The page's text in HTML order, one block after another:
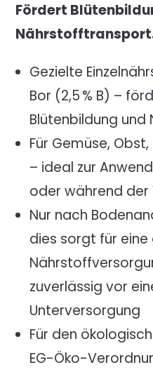
Fördert
Gezielte
Bor (2,5 % B) –
Blütenbildung
Für Gemüse,
– ideal zur
oder während
Nur nach
dies sorgt für eine
zuverlässig vor
Unterversorgung
Für den
EG-Öko-